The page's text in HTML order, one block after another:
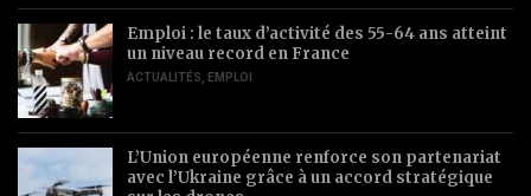
Emploi : le taux d’activité des 55-64 ans atteint
un niveau record en France
ACTUALITÉS, EMPLOI
L’Union européenne renforce son partenariat
avec l’Ukraine grâce à un accord stratégique